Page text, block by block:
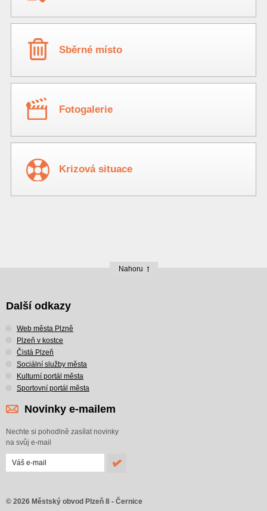
Sběrné místo
Fotogalerie
Krizová situace
Nahoru
Další odkazy
Web města Plzně
Plzeň v kostce
Čistá Plzeň
Sociální služby města
Kulturní portál města
Sportovní portál města
Novinky e-mailem
Nechte si pohodlně zasílat novinky
na svůj e-mail
© 2026 Městský obvod Plzeň 8 - Černice